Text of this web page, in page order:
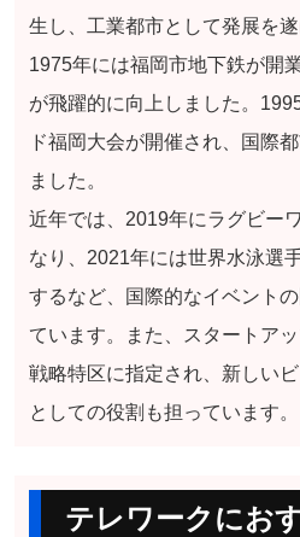
生し、工業都市として発展を遂
1975年には福岡市地下鉄が開
が飛躍的に向上しました。
ド福岡大会が開催され、国際
ました。
近年では、2019年にラグビー
なり、2021年には世界水泳選
するなど、国際的なイベント
ています。また、スタートア
戦略特区に指定され、新しい
としての役割も担っています。
テレワークにお